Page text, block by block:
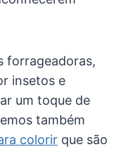
forrageadoras,
insetos e
um toque de
também
colorir que são